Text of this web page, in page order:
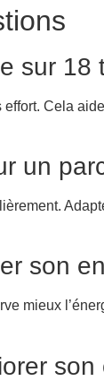
sur 18
Cela
un
son
mieux